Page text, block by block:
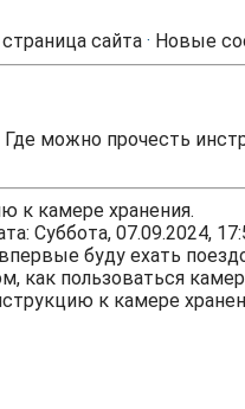
страница сайта · Новые
Где можно прочесть
к камере хранения.
Суббота, 07.09.2024,
буду ехать
как пользоваться
к камере